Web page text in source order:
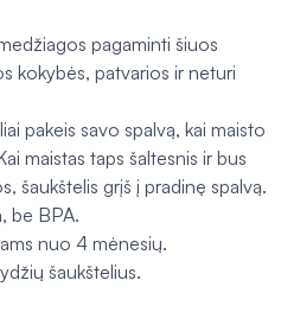
pagaminti šiuos
kokybės, patvarios ir neturi
pakeis savo spalvą, kai maisto
maistas taps šaltesnis ir bus
šaukštelis grįš į pradinę spalvą.
be BPA.
nuo 4 mėnesių.
šaukštelius.